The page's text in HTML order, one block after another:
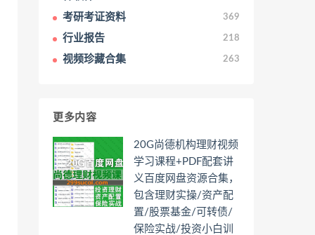
考研考证资料 369
行业报告 218
视频珍藏合集 263
更多内容
20G尚德机构理财视频
学习课程+PDF配套讲
义百度网盘资源合集，
包含理财实操/资产配
置/股票基金/可转债/
保险实战/投资小白训